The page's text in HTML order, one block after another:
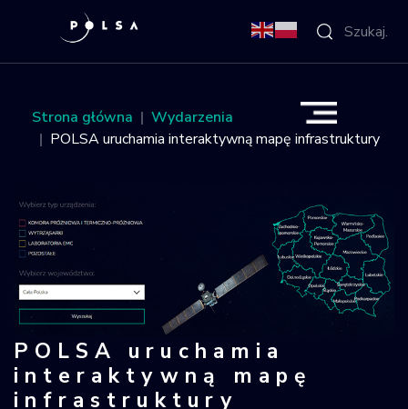
O Agencji
Misja IGNIS
Sektor
Polska w
kosmosie
Strona główna
Wydarzenia
POLSA uruchamia interaktywną mapę infrastruktury
POLSA uruchamia interaktywną
POLSA uruchamia
interaktywną mapę
infrastruktury